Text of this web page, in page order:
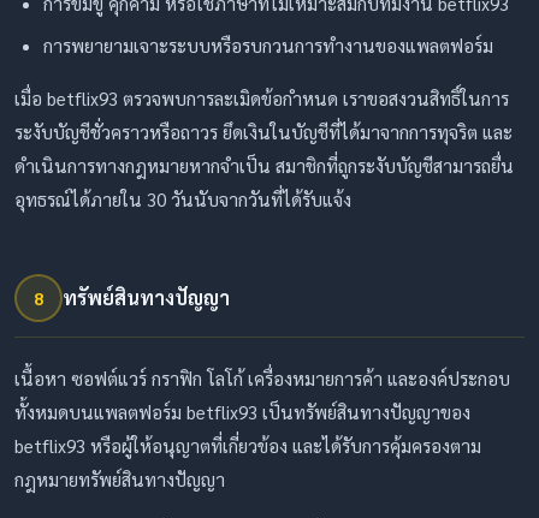
การพยายามเจาะระบบหรือรบกวนการทำงานของแพลตฟอร์ม
เมื่อ betflix93 ตรวจพบการละเมิดข้อกำหนด เราขอสงวนสิทธิ์ในการ
ระงับบัญชีชั่วคราวหรือถาวร ยึดเงินในบัญชีที่ได้มาจากการทุจริต และ
ดำเนินการทางกฎหมายหากจำเป็น สมาชิกที่ถูกระงับบัญชีสามารถยื่น
อุทธรณ์ได้ภายใน 30 วันนับจากวันที่ได้รับแจ้ง
8 ทรัพย์สินทางปัญญา
เนื้อหา ซอฟต์แวร์ กราฟิก โลโก้ เครื่องหมายการค้า และองค์ประกอบ
ทั้งหมดบนแพลตฟอร์ม betflix93 เป็นทรัพย์สินทางปัญญาของ
betflix93 หรือผู้ให้อนุญาตที่เกี่ยวข้อง และได้รับการคุ้มครองตาม
กฎหมายทรัพย์สินทางปัญญา